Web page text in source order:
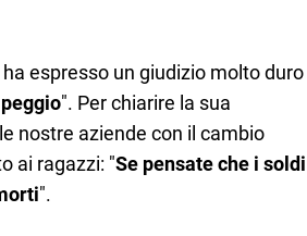
espresso un giudizio molto duro
". Per chiarire la sua
nostre aziende con il cambio
ai ragazzi: "Se pensate che i soldi
".